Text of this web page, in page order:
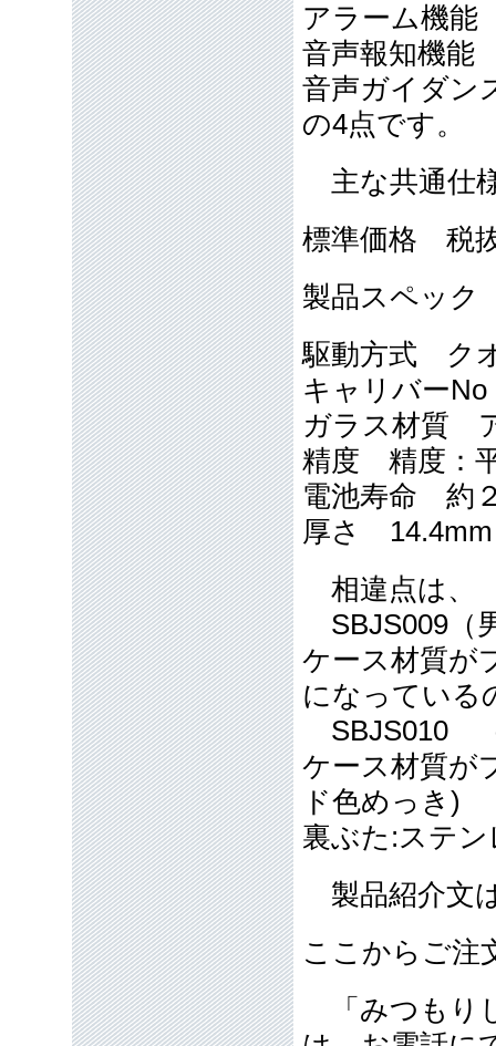
アラーム機能
音声報知機能
音声ガイダン
の4点です。
主な共通仕
標準価格 税
製品スペック
駆動方式 ク
キャリバー
ガラス材質
精度 精度：
電池寿命 約
厚さ 14.4mm
相違点は、
SBJS009（
ケース材質が
になっている
SBJS010 （
ケース材質が
ド色めっき)
裏ぶた:ステ
製品紹介文
ここからご注
「みつもり